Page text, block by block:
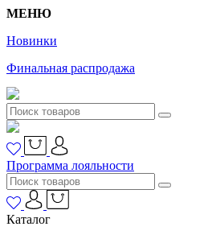
МЕНЮ
Новинки
Финальная распродажа
Программа лояльности
Каталог